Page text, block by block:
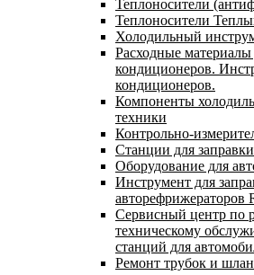
Теплоносители
Теплоносители
Холодильный
Расходные
кондиционеров.
кондиционеров.
Компоненты
техники
Контрольно-
Станции для
Оборудование для
Инструмент для
авторефрижераторов
Сервисный центр по
техническому
станций для
Ремонт трубок и